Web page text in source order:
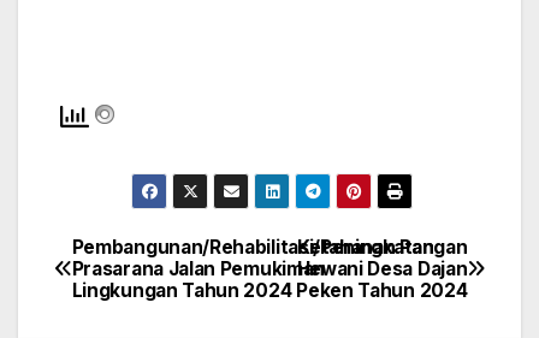
Navigasi
pos
Ketahanan Pangan
Hewani Desa Dajan
Peken Tahun 2024
Pembangunan/Rehabilitasi/Peningkatan
Prasarana Jalan Pemukiman
Lingkungan Tahun 2024